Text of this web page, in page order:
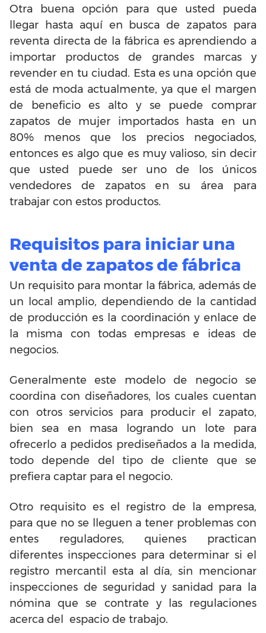
Otra buena opción para que usted pueda
llegar hasta aquí en busca de zapatos para
reventa directa de la fábrica es aprendiendo a
importar productos de grandes marcas y
revender en tu ciudad. Esta es una opción que
está de moda actualmente, ya que el margen
de beneficio es alto y se puede comprar
zapatos de mujer importados hasta en un
80% menos que los precios negociados,
entonces es algo que es muy valioso, sin decir
que usted puede ser uno de los únicos
vendedores de zapatos en su área para
trabajar con estos productos.
Requisitos para iniciar una
venta de zapatos de fábrica
Un requisito para montar la fábrica, además de
un local amplio, dependiendo de la cantidad
de producción es la coordinación y enlace de
la misma con todas empresas e ideas de
negocios.
Generalmente este modelo de negocio se
coordina con diseñadores, los cuales cuentan
con otros servicios para producir el zapato,
bien sea en masa logrando un lote para
ofrecerlo a pedidos prediseñados a la medida,
todo depende del tipo de cliente que se
prefiera captar para el negocio.
Otro requisito es el registro de la empresa,
para que no se lleguen a tener problemas con
entes reguladores, quienes practican
diferentes inspecciones para determinar si el
registro mercantil esta al día, sin mencionar
inspecciones de seguridad y sanidad para la
nómina que se contrate y las regulaciones
acerca del espacio de trabajo.